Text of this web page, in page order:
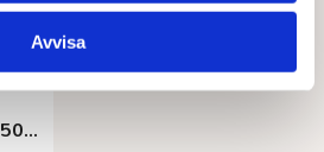
Avvisa
Vassleprotein EKO 500 g